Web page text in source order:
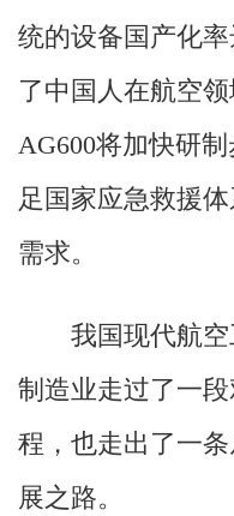
统的设备国产化
了中国人在航空
AG600将加快研
足国家应急救援
需求。
我国现代航空
制造业走过了一
程，也走出了一
展之路。